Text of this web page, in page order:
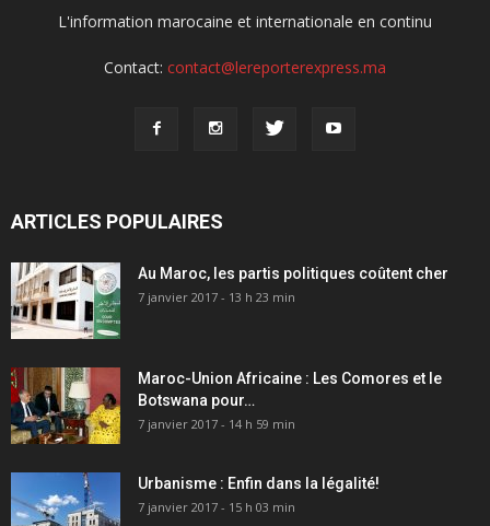
L'information marocaine et internationale en continu
Contact: contact@lereporterexpress.ma
ARTICLES POPULAIRES
Au Maroc, les partis politiques coûtent cher
7 janvier 2017 - 13 h 23 min
Maroc-Union Africaine : Les Comores et le
Botswana pour…
7 janvier 2017 - 14 h 59 min
Urbanisme : Enfin dans la légalité!
7 janvier 2017 - 15 h 03 min